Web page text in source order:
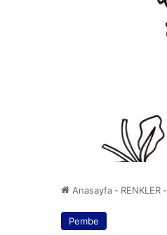
Anasayfa - RENKLER -
Pembe